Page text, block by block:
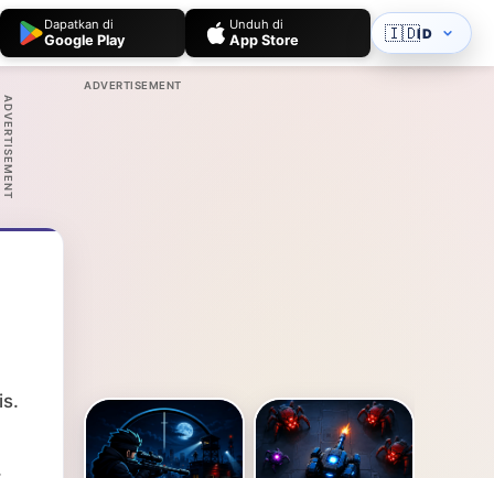
Dapatkan di
Google Play
Unduh di
App Store 🇮🇩ID
ADVERTISEMENT
ADVERTISEMENT